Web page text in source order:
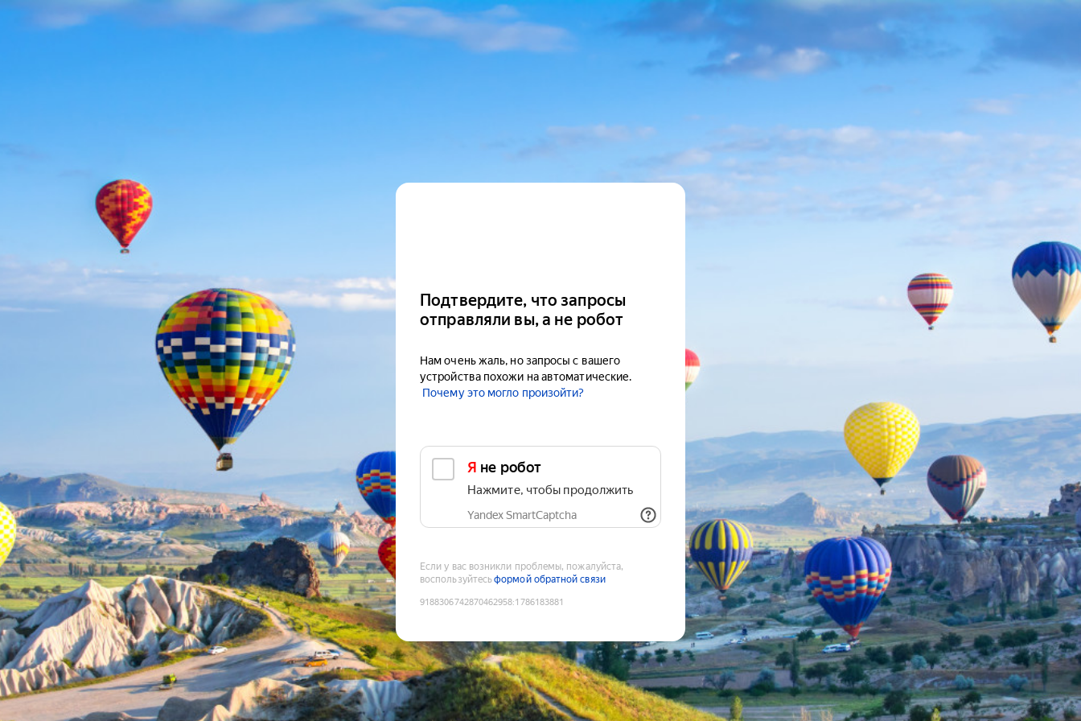
Подтвердите, что запросы
отправляли вы, а не робот
Нам очень жаль, но запросы с вашего
устройства похожи на автоматические.
Почему это могло произойти?
Я не робот
Нажмите, чтобы продолжить
Yandex SmartCaptcha
Если у вас возникли проблемы, пожалуйста,
воспользуйтесьформой обратной связи
9188306742870462958:1786183881